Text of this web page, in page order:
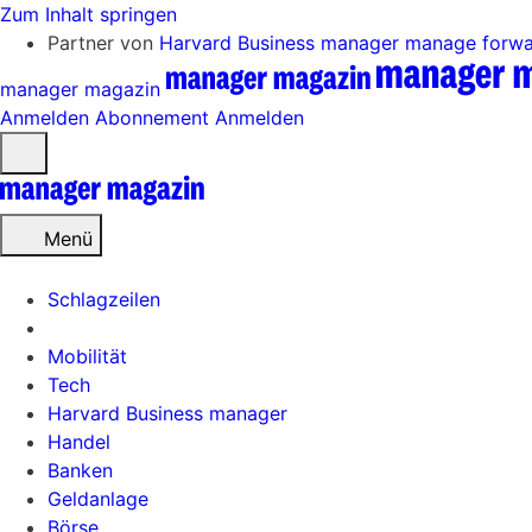
Zum Inhalt springen
Partner von Harvard Business manager manage
manager magazin
Anmelden Abonnement Anmelden
öffnen
Menü
Schlagzeilen
Mobilität
Tech
Harvard Business manager
Handel
Banken
Geldanlage
Börse